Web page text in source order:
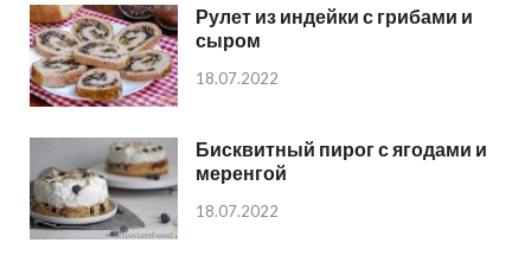
Рулет из индейки с грибами и
сыром
18.07.2022
Бисквитный пирог с ягодами и
меренгой
18.07.2022